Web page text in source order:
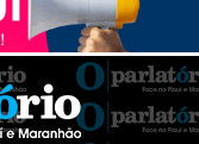
critério de
o regimento interno,
mais antigo que
vai suceder a Luís
de dois anos. Ao